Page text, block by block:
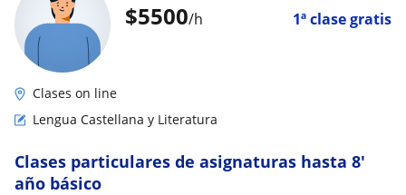
$5500/h 1ª clase gratis
Clases on line
Lengua Castellana y Literatura
Clases particulares de asignaturas hasta 8'
año básico